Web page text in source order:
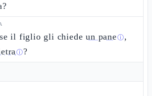
il figlio gli chiedeun paneⓘ,
ⓘ?